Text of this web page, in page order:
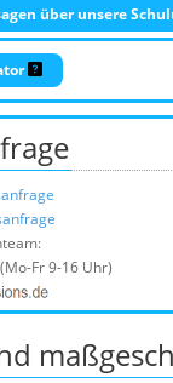
über unsere
(Mo-Fr 9-16 Uhr)